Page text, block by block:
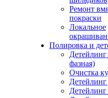
Ремонт
покраски
Локальное
Полировка и
фазная)
Очистка
Детейлинг